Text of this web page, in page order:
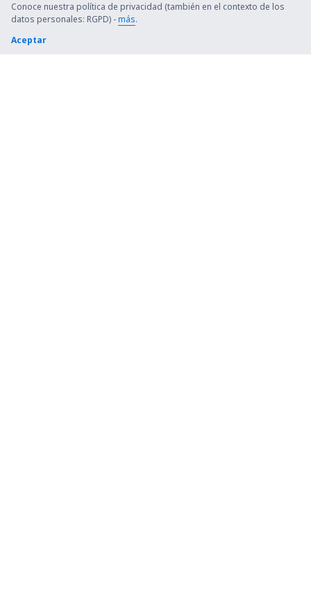
Conoce nuestra política de privacidad (también en el contexto de los
datos personales: RGPD) -más.
Aceptar